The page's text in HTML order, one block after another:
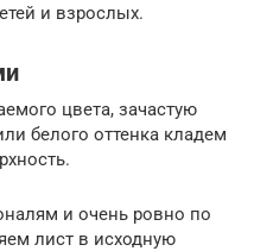
и взрослых.
цвета, зачастую
белого оттенка кладем
и очень ровно по
лист в исходную